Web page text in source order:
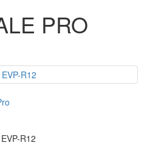
PRO
R12